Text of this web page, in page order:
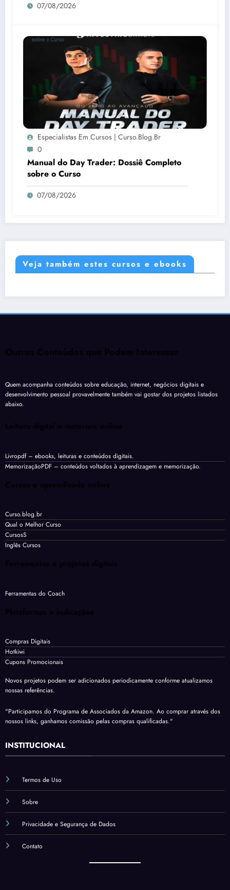
07/08/2026
Especialistas Em Cursos | Curso.blog.br
0
Manual do Day Trader: Dossiê Completo
sobre o Curso
07/08/2026
Veja também estes cursos e ebooks
Outros Conteúdos que Podem Interessar
Quem acompanha conteúdos sobre educação, internet, negócios digitais e
desenvolvimento pessoal provavelmente também vai gostar dos projetos listados
abaixo.
Leitura digital e materiais online
Livropdf– ebooks, leituras e conteúdos digitais.
MemorizaçãoPDF – conteúdos voltados à aprendizagem e memorização.
Cursos e aprendizado online
Curso.blog.br
Qual o Melhor Curso
CursosS
Inglês Cursos
Ferramentas e projetos digitais
Ferramentas do Coach
Plataformas e indicações
Compras Digitais
Hotkiwi
Cupons Promocionais
Novos projetos podem ser adicionados periodicamente conforme atualizamos
nossas referências.
"Participamos do Programa de Associados da Amazon. Ao comprar através dos
nossos links, ganhamos comissão pelas compras qualificadas."
INSTITUCIONAL
Termos de Uso
Sobre
Privacidade e Segurança de Dados
Contato